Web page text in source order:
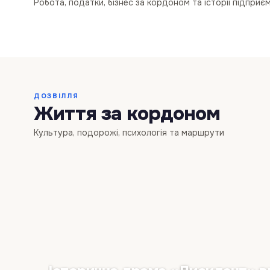
Робота, податки, бізнес за кордоном та історії
595 БІЗНЕС
ДОЗВІЛЛЯ
Життя за кордоном
Культура, подорожі, психологія та маршрути